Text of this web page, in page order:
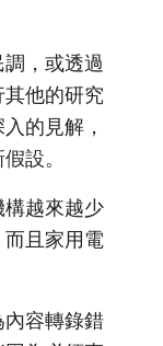
，或透過
他的研究
的見解，
設。
越來越少
且家用電
容轉錄錯